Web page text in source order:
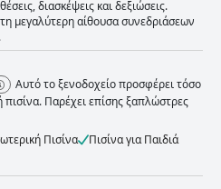
διασκέψεις και δεξιώσεις.
μεγαλύτερη αίθουσα συνεδριάσεων
Αυτό το ξενοδοχείο προσφέρει τόσο
πισίνα. Παρέχει επίσης ξαπλώστρες
Πισίνα
Πισίνα για Παιδιά